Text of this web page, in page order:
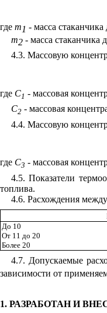
где m1 - масса
m2- масса стаканчика
4.3. Массовую
где С1 - массовая
С2- массовая
4.4. Массовую
где С3 - массовая
4.5. Показатели
топлива.
4.6. Расхождения
До 10
От 11 до 20
Более 20
4.7. Допускаемые
зависимости от
1. РАЗРАБОТАН И